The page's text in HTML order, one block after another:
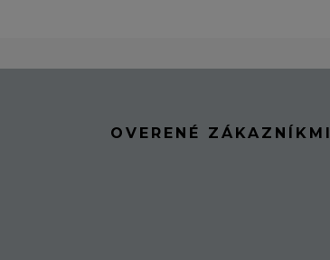
OVERENÉ ZÁKAZNÍKMI